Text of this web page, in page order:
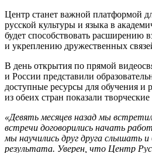
Центр станет важной платформой
русской культуры и языка в
будет способствовать расширению
и укреплению дружественных
В день открытия по прямой
и России представили
доступные ресурсы для обучения и
из обеих стран показали
«Девять месяцев назад мы
встречи договорились начать
мы научились друг друга слышать
результата. Уверен, что Центр